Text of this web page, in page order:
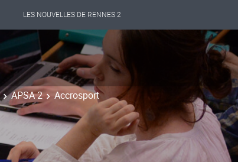
LES NOUVELLES DE RENNES 2
APSA 2 Accrosport